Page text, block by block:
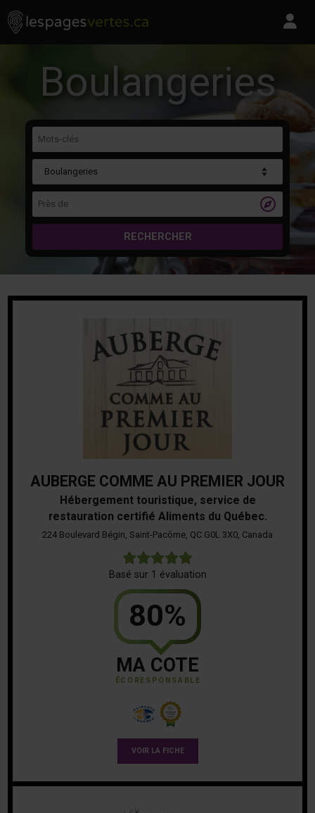
Skip to content
Les Pages Vertes - Go to homepage
Boulangeries

RECHERCHER
AUBERGE COMME AU PREMIER JOUR
Hébergement touristique, service de
restauration certifié Aliments du Québec.
224 Boulevard Bégin, Saint-Pacôme, QC G0L 3X0, Canada
Basé sur 1 évaluation
80%
MA COTE
ÉCORESPONSABLE
VOIR LA FICHE